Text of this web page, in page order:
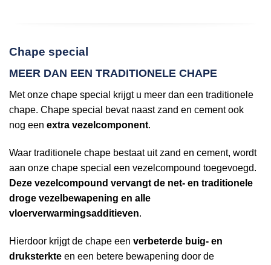
Chape special
MEER DAN EEN TRADITIONELE CHAPE
Met onze chape special krijgt u meer dan een traditionele
chape. Chape special bevat naast zand en cement ook
nog een extra vezelcomponent.
Waar traditionele chape bestaat uit zand en cement, wordt
aan onze chape special een vezelcompound toegevoegd.
Deze vezelcompound vervangt de net- en traditionele
droge vezelbewapening en alle
vloerverwarmingsadditieven.
Hierdoor krijgt de chape een verbeterde buig- en
druksterkte en een betere bewapening door de